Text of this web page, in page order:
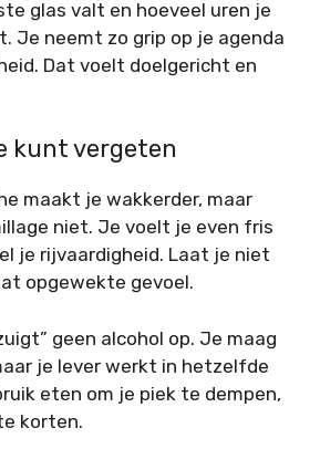
glas valt en hoeveel uren je
Je neemt zo grip op je agenda
Dat voelt doelgericht en
kunt vergeten
maakt je wakkerder, maar
niet. Je voelt je even fris
je rijvaardigheid. Laat je niet
opgewekte gevoel.
geen alcohol op. Je maag
je lever werkt in hetzelfde
eten om je piek te dempen,
korten.